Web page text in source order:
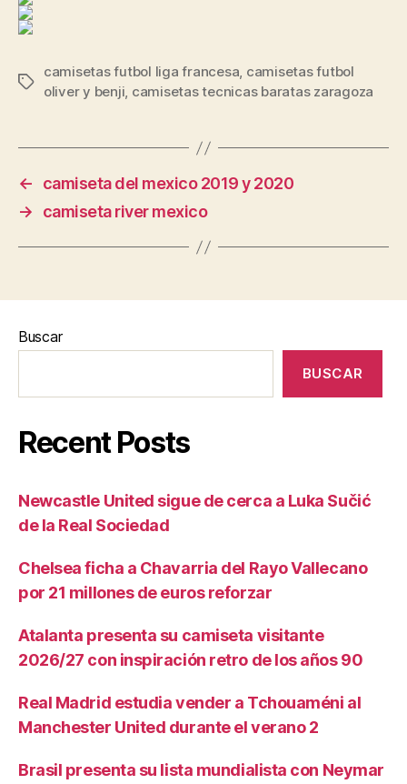
Etiquetas
camisetas futbol liga francesa, camisetas futbol
oliver y benji, camisetas tecnicas baratas zaragoza
←
camiseta del mexico 2019 y 2020
→
camiseta river mexico
Buscar
BUSCAR
Recent Posts
Newcastle United sigue de cerca a Luka Sučić
de la Real Sociedad
Chelsea ficha a Chavarria del Rayo Vallecano
por 21 millones de euros reforzar
Atalanta presenta su camiseta visitante
2026/27 con inspiración retro de los años 90
Real Madrid estudia vender a Tchouaméni al
Manchester United durante el verano 2
Brasil presenta su lista mundialista con Neymar